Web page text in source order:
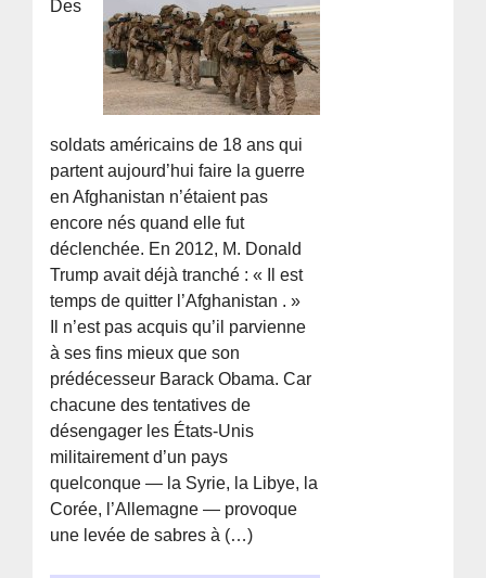
Des
soldats américains de 18 ans qui
partent aujourd’hui faire la guerre
en Afghanistan n’étaient pas
encore nés quand elle fut
déclenchée. En 2012, M. Donald
Trump avait déjà tranché : « Il est
temps de quitter l’Afghanistan . »
Il n’est pas acquis qu’il parvienne
à ses fins mieux que son
prédécesseur Barack Obama. Car
chacune des tentatives de
désengager les États-Unis
militairement d’un pays
quelconque — la Syrie, la Libye, la
Corée, l’Allemagne — provoque
une levée de sabres à (…)